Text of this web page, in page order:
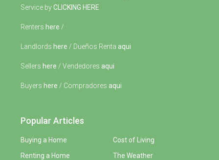
Service byCLICKING HERE
Renters here /
Landlords here / Dueños Renta aqui
Sellers here / Vendedores aqui
Buyers here / Compradores aqui
Popular Articles
Buying a Home
Renting a Home
Cost of Living
The Weather